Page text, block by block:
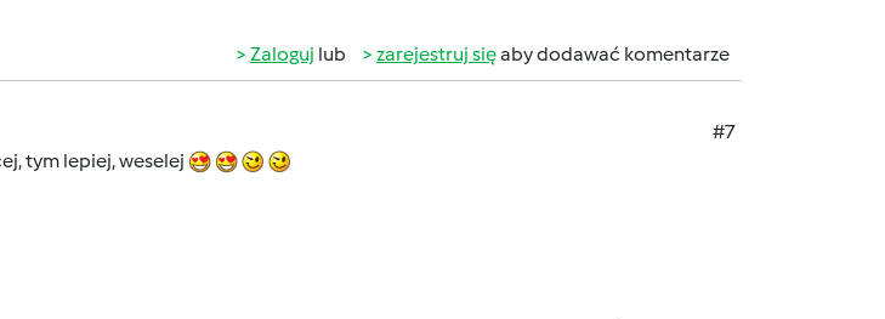
Zaloguj lub zarejestruj sięaby dodawać komentarze
#7
tym lepiej, weselej